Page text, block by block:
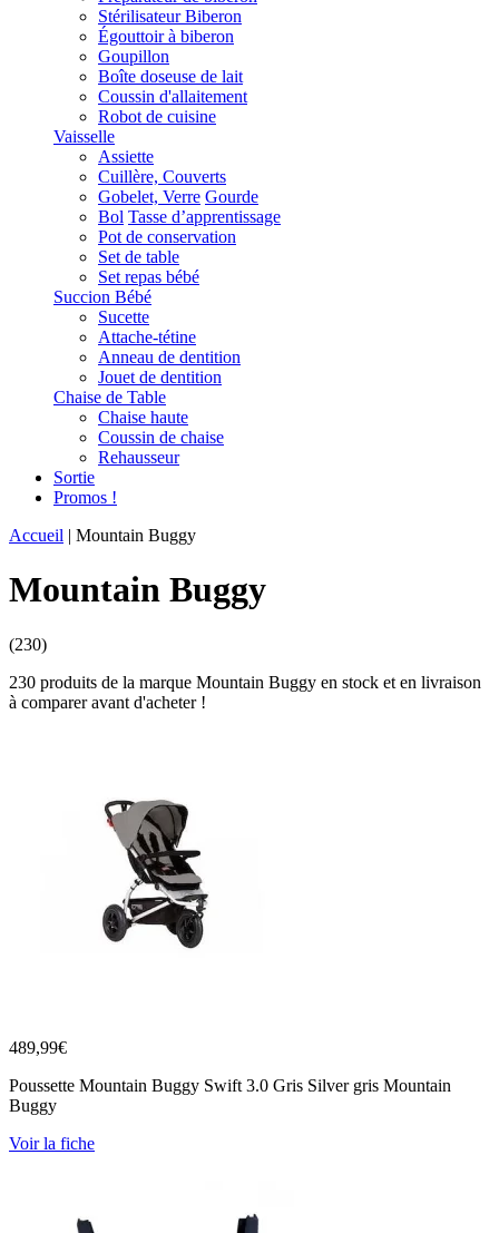
Stérilisateur Biberon
Égouttoir à biberon
Goupillon
Boîte doseuse de lait
Coussin d'allaitement
Robot de cuisine
Vaisselle
Assiette
Cuillère, Couverts
Gobelet, Verre Gourde
Bol Tasse d’apprentissage
Pot de conservation
Set de table
Set repas bébé
Succion Bébé
Sucette
Attache-tétine
Anneau de dentition
Jouet de dentition
Chaise de Table
Chaise haute
Coussin de chaise
Rehausseur
Sortie
Promos !
Accueil | Mountain Buggy
Mountain Buggy
(230)
230 produits de la marque Mountain Buggy en stock et en livraison
à comparer avant d'acheter !
489,99€
Poussette Mountain Buggy Swift 3.0 Gris Silver gris Mountain
Buggy
Voir la fiche